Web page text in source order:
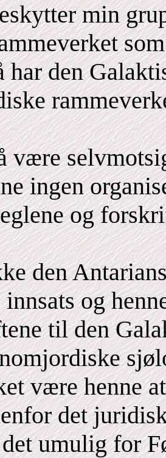
min
har den
være
ingen
og
den
og
til den
være henne
det
umulig for